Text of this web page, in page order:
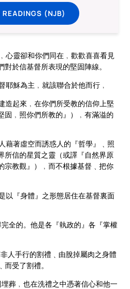
READINGS (NJB)
心靈卻和你們同在﹐歡歡喜喜看見
於信基督所表現的堅固陣線。
耶穌為主﹐就該聯合於他而行﹐
造起來﹐在你們所受教的信仰上堅
固﹐照你們所教的』）﹐有滿溢的
藉著虛空而誘惑人的『哲學』﹑照
所信的星質之靈（或譯『自然界原
宗教觀』）﹐而不根據基督﹑把你
以『身體』之形態居住在基督裏面
全的。他是各『執政的』各『掌權
人手行的割禮﹑由脫掉屬肉之身體
受了割禮。
葬﹐也在洗禮之中憑著信心和他一